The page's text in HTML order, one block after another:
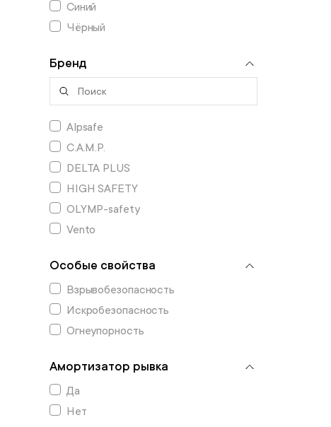
Синий
Чёрный
Бренд
Alpsafe
C.A.M.P.
DELTA PLUS
HIGH SAFETY
OLYMP-safety
Vento
Особые свойства
Взрывобезопасность
Искробезопасность
Огнеупорность
Амортизатор рывка
Да
Нет